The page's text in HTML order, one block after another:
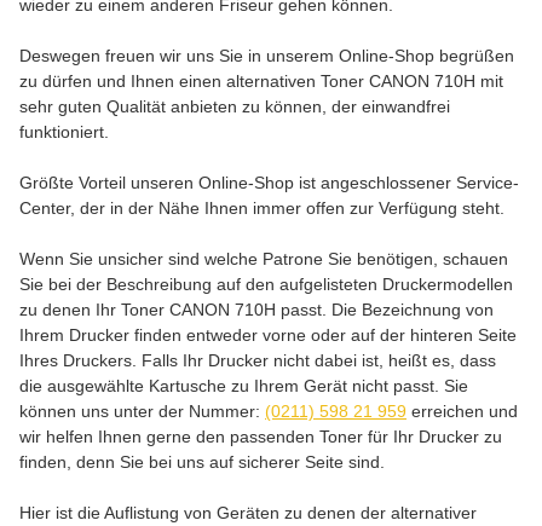
wieder zu einem anderen Friseur gehen können.
Deswegen freuen wir uns Sie in unserem Online-Shop begrüßen
zu dürfen und Ihnen einen alternativen Toner CANON 710H mit
sehr guten Qualität anbieten zu können, der einwandfrei
funktioniert.
Größte Vorteil unseren Online-Shop ist angeschlossener Service-
Center, der in der Nähe Ihnen immer offen zur Verfügung steht.
Wenn Sie unsicher sind welche Patrone Sie benötigen, schauen
Sie bei der Beschreibung auf den aufgelisteten Druckermodellen
zu denen Ihr Toner CANON 710H passt. Die Bezeichnung von
Ihrem Drucker finden entweder vorne oder auf der hinteren Seite
Ihres Druckers. Falls Ihr Drucker nicht dabei ist, heißt es, dass
die ausgewählte Kartusche zu Ihrem Gerät nicht passt. Sie
können uns unter der Nummer: (0211) 598 21 959 erreichen und
wir helfen Ihnen gerne den passenden Toner für Ihr Drucker zu
finden, denn Sie bei uns auf sicherer Seite sind.
Hier ist die Auflistung von Geräten zu denen der alternativer